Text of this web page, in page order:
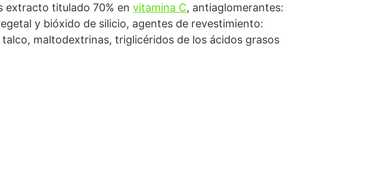
extracto titulado 70% en vitamina C, antiaglomerantes:
y bióxido de silicio, agentes de revestimiento:
maltodextrinas, triglicéridos de los ácidos grasos